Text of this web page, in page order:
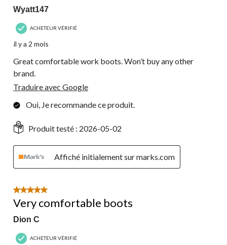
Wyatt147
ACHETEUR VÉRIFIÉ
il y a 2 mois
Great comfortable work boots. Won’t buy any other
brand.
Traduire avec Google
Oui, Je recommande ce produit.
Produit testé : 2026-05-02
Affiché initialement sur marks.com
5 étoile(s) sur 5.
Very comfortable boots
Dion C
ACHETEUR VÉRIFIÉ